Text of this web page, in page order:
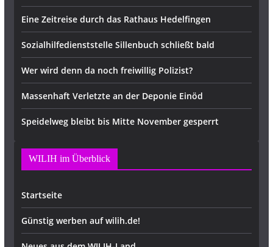
Eine Zeitreise durch das Rathaus Hedelfingen
Sozialhilfedienststelle Sillenbuch schließt bald
Wer wird denn da noch freiwillig Polizist?
Massenhaft Verletzte an der Deponie Einöd
Speidelweg bleibt bis Mitte November gesperrt
WILIH im Überblick
Startseite
Günstig werben auf wilih.de!